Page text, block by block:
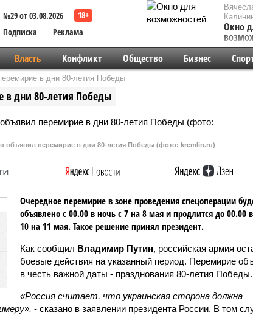
№29 от 03.08.2026
Подписка
Реклама Окно
Власть Конфликт Общество Бизнес
в дни 80-летия Победы
в дни 80-летия Победы
объявил перемирие в дни 80-летия Победы (фото: kremlin.ru)
Очередное перемирие в зоне проведения спецоперации
объявлено с 00.00 в ночь с 7 на 8 мая и продлится до 00.00
10 на 11 мая. Такое решение принял президент.
Как сообщил Владимир Путин, российская армия
боевые действия на указанный период. Перемирие
в честь важной даты - празднования 80-летия Победы.
«Россия считает, что украинская сторона должна
- сказано в заявлении президента России. В том